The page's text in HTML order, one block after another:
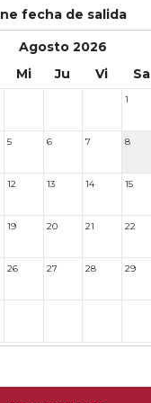
fecha de salida
Agosto 2026
Mi Ju Vi Sa
1
5 6 7 8
12 13 14 15
19 20 21 22
26 27 28 29